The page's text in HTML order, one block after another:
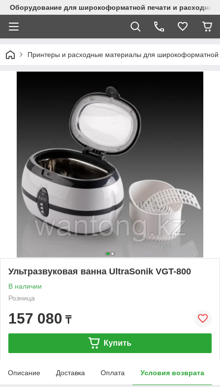
Оборудование для широкоформатной печати и
Принтеры и расходные материалы для широкоформатной
Ультразвуковая ванна UltraSonik VGT-800
В наличии
Розница
157 080 ₸
Купить
Описание Доставка Оплата Условия возврата